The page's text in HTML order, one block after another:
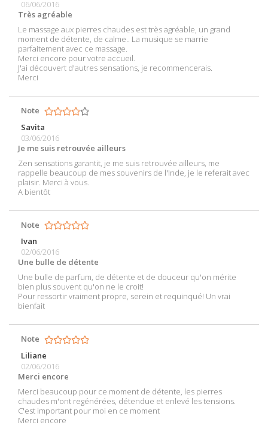
06/06/2016
Très agréable
Le massage aux pierres chaudes est très agréable, un grand
moment de détente, de calme.. La musique se marrie
parfaitement avec ce massage.
Merci encore pour votre accueil.
J'ai découvert d'autres sensations, je recommencerais.
Merci
Note
Savita
03/06/2016
Je me suis retrouvée ailleurs
Zen sensations garantit, je me suis retrouvée ailleurs, me
rappelle beaucoup de mes souvenirs de l'Inde, je le referait avec
plaisir. Merci à vous.
A bientôt
Note
Ivan
02/06/2016
Une bulle de détente
Une bulle de parfum, de détente et de douceur qu'on mérite
bien plus souvent qu'on ne le croit!
Pour ressortir vraiment propre, serein et requinqué! Un vrai
bienfait
Note
Liliane
02/06/2016
Merci encore
Merci beaucoup pour ce moment de détente, les pierres
chaudes m'ont regénérées, détendue et enlevé les tensions.
C'est important pour moi en ce moment
Merci encore